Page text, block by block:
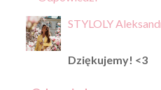
STYLOLY
Dziękujemy! <3